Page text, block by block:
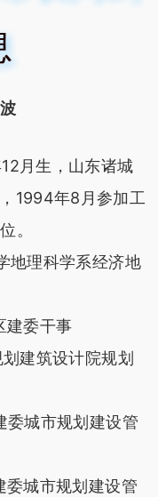
月生，山东诸城
1994年8月参加工
。
理科学系经济地
委干事
建筑设计院规划
城市规划建设管
城市规划建设管